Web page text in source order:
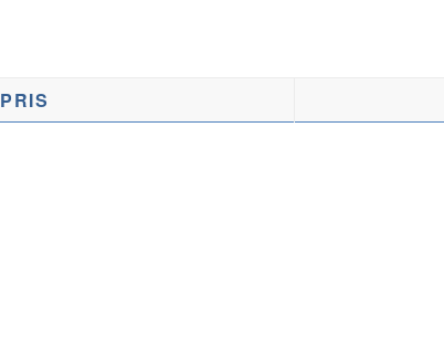
PRIS